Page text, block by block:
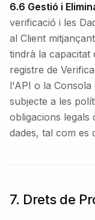
6.6 Gestió i
verificació i les
al Client
tindrà la capacitat
registre de
l'API o la Consola
subjecte a les
obligacions legals
dades, tal com es
7. Drets de